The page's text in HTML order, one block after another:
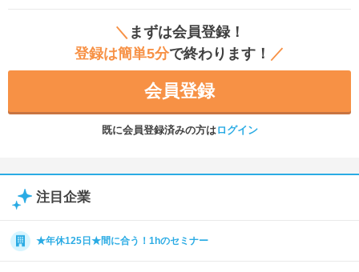
＼ まずは会員登録！
登録は簡単5分で終わります！ ／
会員登録
既に会員登録済みの方はログイン
注目企業
★年休125日★間に合う！1hのセミナー